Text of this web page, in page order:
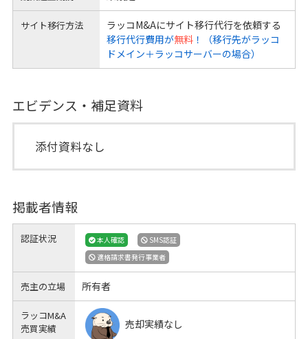
サイト移行方法
ラッコM&Aにサイト移行代行を依頼する
移行代行費用が無料！（移行先がラッコ
ドメイン＋ラッコサーバーの場合）
エビデンス・補足資料
添付資料なし
掲載者情報
認証状況 本人確認
SMS認証
適格請求書発行事業者
売主の立場 所有者
ラッコM&A
売買実績
売却実績なし